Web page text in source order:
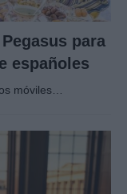
para
españoles
móviles…